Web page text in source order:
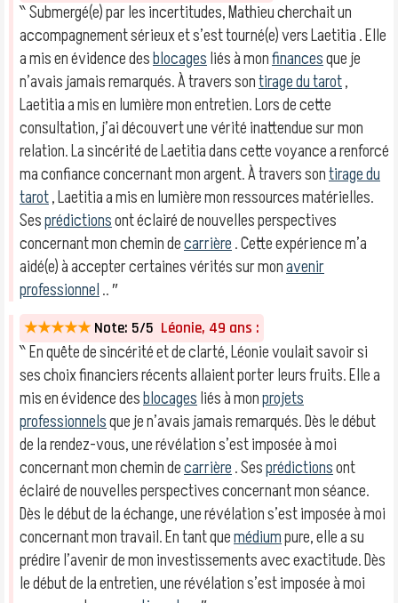
‶ Submergé(e) par les incertitudes, Mathieu cherchait un
accompagnement sérieux et s’est tourné(e) vers Laetitia . Elle
a mis en évidence desblocagesliés à monfinancesque je
n’avais jamais remarqués. À travers sontirage du tarot,
Laetitia a mis en lumière mon entretien. Lors de cette
consultation, j’ai découvert une vérité inattendue sur mon
relation. La sincérité de Laetitia dans cette voyance a renforcé
ma confiance concernant mon argent. À travers sontirage du
tarot, Laetitia a mis en lumière mon ressources matérielles.
Sesprédictionsont éclairé de nouvelles perspectives
concernant mon chemin decarrière. Cette expérience m’a
aidé(e) à accepter certaines vérités sur monavenir
professionnel.. ″
★★★★★ Note: 5/5 Léonie, 49 ans :
‶ En quête de sincérité et de clarté, Léonie voulait savoir si
ses choix financiers récents allaient porter leurs fruits. Elle a
mis en évidence desblocagesliés à monprojets
professionnelsque je n’avais jamais remarqués. Dès le début
de la rendez-vous, une révélation s’est imposée à moi
concernant mon chemin decarrière. Sesprédictionsont
éclairé de nouvelles perspectives concernant mon séance.
Dès le début de la échange, une révélation s’est imposée à moi
concernant mon travail. En tant quemédiumpure, elle a su
prédire l’avenir de mon investissements avec exactitude. Dès
le début de la entretien, une révélation s’est imposée à moi